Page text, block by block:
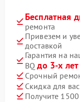
Бесплатная
ремонта
Привезем и
доставкой
Гарантия на
BQдо 3-х лет
Срочный
Скидка для
Получите